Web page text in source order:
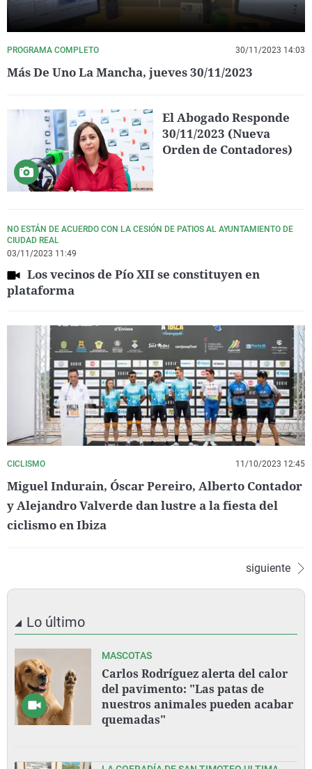
PROGRAMA COMPLETO 30/11/2023 14:03
Más De Uno La Mancha, jueves 30/11/2023
El Abogado Responde
30/11/2023 (Nueva
Orden de Contadores)
NO ESTÁN DE ACUERDO CON LA CESIÓN DE PATIOS AL AYUNTAMIENTO DE
CIUDAD REAL
03/11/2023 11:49
Los vecinos de Pío XII se constituyen en
plataforma
CICLISMO 11/10/2023 12:45
Miguel Indurain, Óscar Pereiro, Alberto Contador
y Alejandro Valverde dan lustre a la fiesta del
ciclismo en Ibiza
siguiente
Lo último
MASCOTAS
Carlos Rodríguez alerta del calor
del pavimento: "Las patas de
nuestros animales pueden acabar
quemadas"